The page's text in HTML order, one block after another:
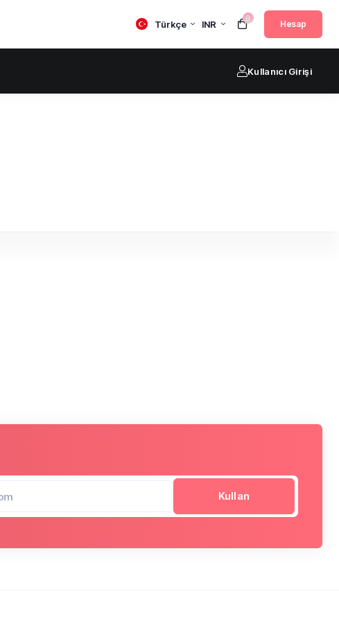
Türkçe INR
0
Hesap
Kullanıcı Girişi
Kullan